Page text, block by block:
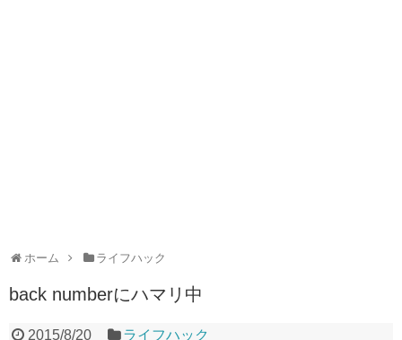
ホーム ライフハック
back numberにハマリ中
2015/8/20 ライフハック